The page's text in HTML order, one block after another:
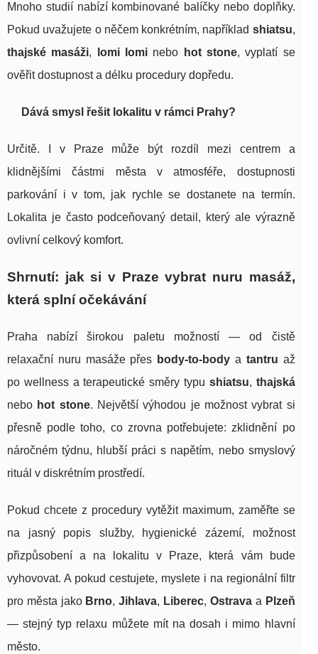
Mnoho studií nabízí kombinované balíčky nebo doplňky.
Pokud uvažujete o něčem konkrétním, například shiatsu,
thajské masáži, lomi lominebo hot stone, vyplatí se
ověřit dostupnost a délku procedury dopředu.
Dává smysl řešit lokalitu v rámci Prahy?
Určitě. I v Praze může být rozdíl mezi centrem a
klidnějšími částmi města v atmosféře, dostupnosti
parkování i v tom, jak rychle se dostanete na termín.
Lokalita je často podceňovaný detail, který ale výrazně
ovlivní celkový komfort.
Shrnutí: jak si v Praze vybrat nuru masáž,
která splní očekávání
Praha nabízí širokou paletu možností — od čistě
relaxační nuru masáže přes body-to-body a tantru až
po wellness a terapeutické směry typu shiatsu, thajská
nebo hot stone. Největší výhodou je možnost vybrat si
přesně podle toho, co zrovna potřebujete: zklidnění po
náročném týdnu, hlubší práci s napětím, nebo smyslový
rituál v diskrétním prostředí.
Pokud chcete z procedury vytěžit maximum, zaměřte se
na jasný popis služby, hygienické zázemí, možnost
přizpůsobení a na lokalitu v Praze, která vám bude
vyhovovat. A pokud cestujete, myslete i na regionální filtr
pro města jako Brno,Jihlava, Liberec, Ostravaa Plzeň
— stejný typ relaxu můžete mít na dosah i mimo hlavní
město.